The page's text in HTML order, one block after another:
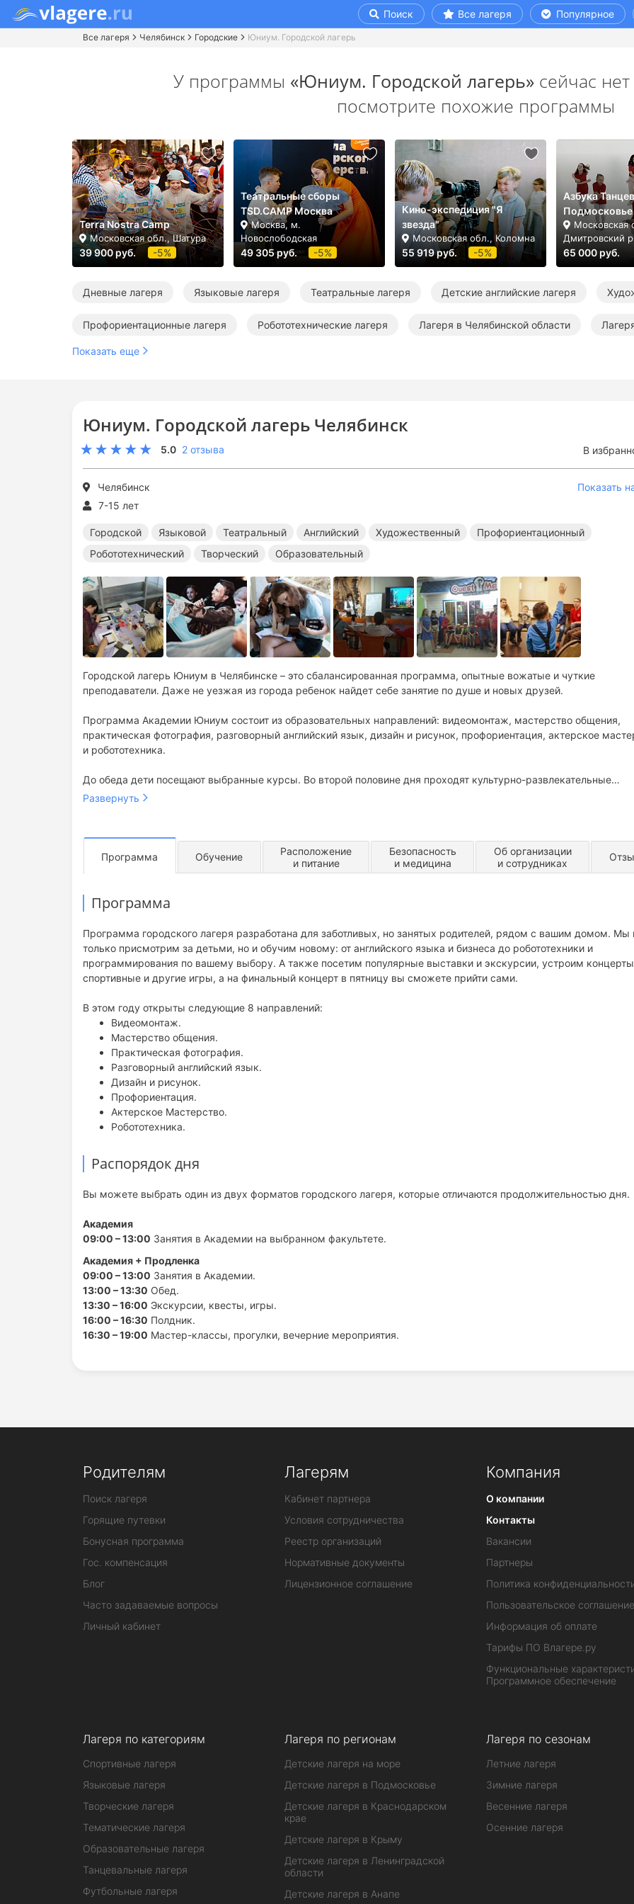
Поиск Все лагеря Популярное
Все лагеря Челябинск Городские Юниум. Городской лагерь
Юниум. Городской лагерь Челябинск
5.0 2 отзыва В
Челябинск
Показать
7-15 лет
Городской Языковой Театральный Английский Художественный
Профориентационный
Робототехнический
Творческий Образовательный
Городской лагерь Юниум в Челябинске – это сбалансированная программа, опытные вожатые и чуткие
преподаватели. Даже не уезжая из города ребенок найдет себе занятие по душе и новых друзей.
Программа Академии Юниум состоит из образовательных направлений: видеомонтаж, мастерство общения,
практическая фотография, разговорный английский язык, дизайн и рисунок, профориентация, актерское
и робототехника.
До обеда дети посещают выбранные курсы. Во второй половине дня проходят культурно-развлекательные
мероприятия. Группа посещает выставки, музеи, экскурсии. Проводятся квесты и спортивные игры,
В последний день городского лагеря проводится финальное мероприятие и отчетный концерт, куда приглашают
родителей.
Развернуть
Программа Обучение
Расположение
и питание
Безопасность
и медицина
Об организации
и сотрудниках
Программа
Программа городского лагеря разработана для заботливых, но занятых родителей, рядом с вашим домом. Мы
только присмотрим за детьми, но и обучим новому: от английского языка и бизнеса до робототехники и
программирования по вашему выбору. А также посетим популярные выставки и экскурсии, устроим
спортивные и другие игры, а на финальный концерт в пятницу вы сможете прийти сами.
В этом году открыты следующие 8 направлений:
Видеомонтаж.
Мастерство общения.
Практическая фотография.
Разговорный английский язык.
Дизайн и рисунок.
Профориентация.
Актерское Мастерство.
Робототехника.
Распорядок дня
Вы можете выбрать один из двух форматов городского лагеря, которые отличаются продолжительностью дня.
Академия
09:00 – 13:00 Занятия в Академии на выбранном факультете.
Академия + Продленка
09:00 – 13:00 Занятия в Академии.
13:00 – 13:30 Обед.
13:30 – 16:00 Экскурсии, квесты, игры.
16:00 – 16:30 Полдник.
16:30 – 19:00 Мастер-классы, прогулки, вечерние мероприятия.
У программы «Юниум. Городской лагерь» сейчас
посмотрите похожие программы
Terra Nostra Camp
Московская обл., Шатура
39 900 руб. -5%
Театральные сборы
TSD.CAMP Москва
Москва, м.
Новослободская
49 305 руб. -5%
Кино-экспедиция "Я
звезда"
Московская обл., Коломна
55 919 руб. -5%
Азбука Танцев
Подмосковье
Московская
Дмитровский
65 000 руб.
Дневные лагеря Языковые лагеря Театральные лагеря Детские английские лагеря
Профориентационные лагеря Робототехнические лагеря Лагеря в Челябинской области
Показать еще
Родителям
Поиск лагеря
Горящие путевки
Бонусная программа
Гос. компенсация
Блог
Часто задаваемые вопросы
Личный кабинет
Лагерям
Кабинет партнера
Условия сотрудничества
Реестр организаций
Нормативные документы
Лицензионное соглашение
Компания
О компании
Контакты
Вакансии
Партнеры
Политика
Пользовательское соглашение
Информация об оплате
Тарифы ПО Влагере.ру
Функциональные
Программное обеспечение
Лагеря по категориям
Спортивные лагеря
Языковые лагеря
Творческие лагеря
Тематические лагеря
Образовательные лагеря
Танцевальные лагеря
Футбольные лагеря
Лагеря по регионам
Детские лагеря на море
Детские лагеря в Подмосковье
Детские лагеря в Краснодарском
крае
Детские лагеря в Крыму
Детские лагеря в Ленинградской
области
Детские лагеря в Анапе
Лагеря по сезонам
Летние лагеря
Зимние лагеря
Весенние лагеря
Осенние лагеря